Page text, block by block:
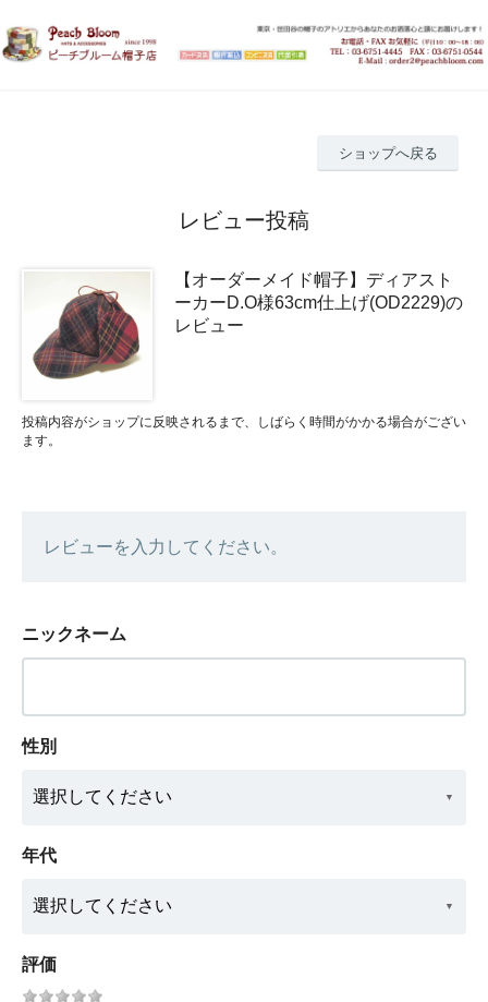
ショップへ戻る
レビュー投稿
【オーダーメイド帽子】ディアスト
ーカーD.O様63cm仕上げ(OD2229)の
レビュー
投稿内容がショップに反映されるまで、しばらく時間がかかる場合がござい
ます。
レビューを入力してください。
ニックネーム
性別
年代
評価